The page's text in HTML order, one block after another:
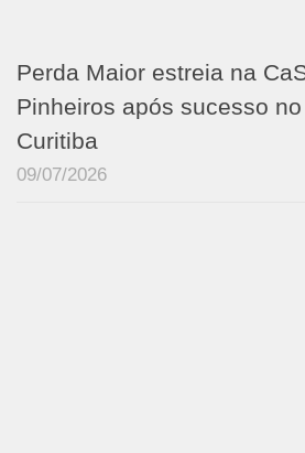
Perda Maior estreia na
Pinheiros após sucesso
Curitiba
09/07/2026